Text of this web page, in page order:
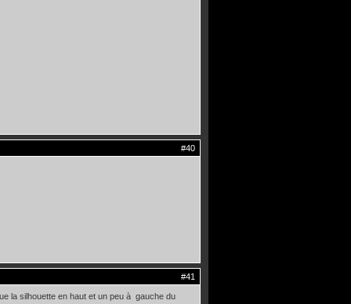
#40
#41
la silhouette en haut et un peu à gauche du